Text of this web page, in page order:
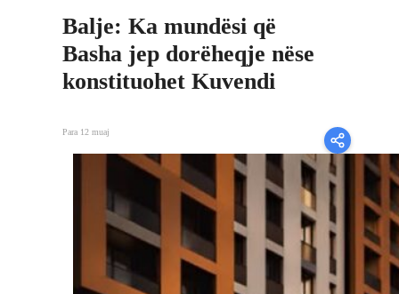
Balje: Ka mundësi që
Basha jep dorëheqje nëse
konstituohet Kuvendi
Para 12 muaj